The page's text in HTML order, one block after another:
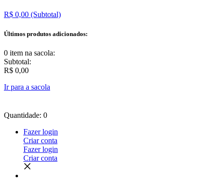
R$ 0,00 (Subtotal)
Últimos produtos adicionados:
0 item na sacola:
Subtotal:
R$ 0,00
Ir para a sacola
Quantidade: 0
Fazer login
Criar conta
Fazer login
Criar conta